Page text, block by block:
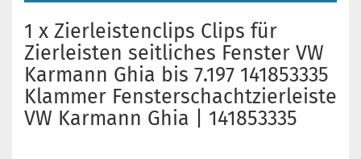
1 x Zierleistenclips Clips für
Zierleisten seitliches Fenster VW
Karmann Ghia bis 7.197 141853335
Klammer Fensterschachtzierleiste
VW Karmann Ghia | 141853335